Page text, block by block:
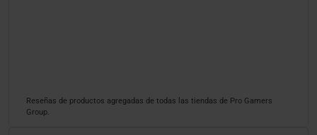
Reseñas de productos agregadas de todas las tiendas de Pro Gamers
Group.